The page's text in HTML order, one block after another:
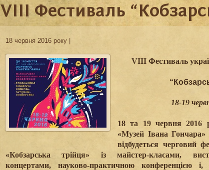
VIII Фестиваль
18 червня 2016 року |
VIII Фестиваль
18-19
18 та 19 червня 2016
«Музей Івана Гончара»
відбудеться черговий
«Кобзарська трійця» із майстер-класами,
концертами, науково-практичною конференцією